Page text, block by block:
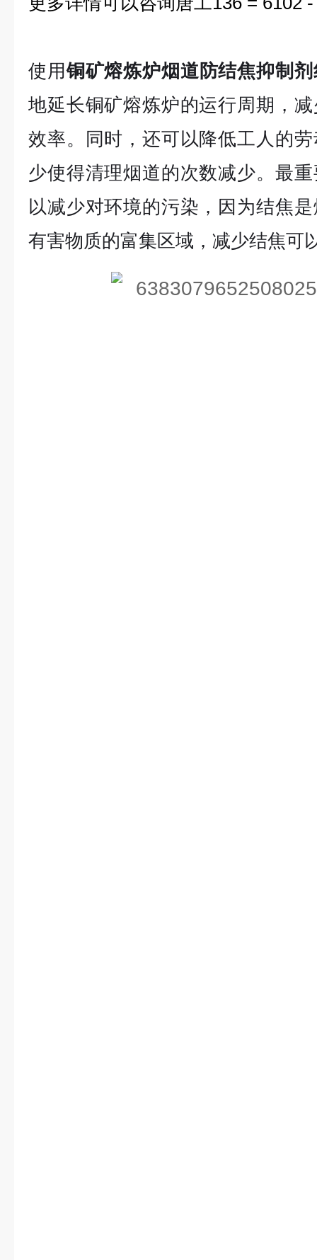
使用铜矿熔炼炉烟道防结焦抑制
地延长铜矿熔炼炉的运行周期，
效率。同时，还可以降低工人的
少使得清理烟道的次数减少。最
以减少对环境的污染，因为结焦
有害物质的富集区域，减少结焦可